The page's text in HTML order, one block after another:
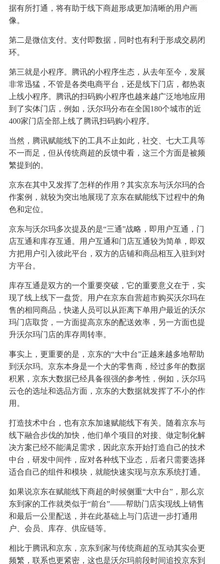
据有所打通，将有助于线下商超形成更加清晰的用户画
像。
第二是微信支付。支付即数据，同时也有利于形成交易闭
环。
第三就是小程序。腾讯的小程序生态，从去年至今，发展
非常迅猛，不管是各类电商平台，还是线下门店，都热衷
上线小程序。腾讯的扫码购小程序也越来越广泛地地应用
到了实体门店，例如，沃尔玛分布在全国180个城市的近
400家门店全部上线了腾讯扫码购小程序。
当然，腾讯赋能线下的工具不止如此，社交、七大工具等
不一而足，但从传统商超的反馈中看，这三个方面是被频
繁提到的。
京东在其中又发挥了怎样的作用？其实京东与沃尔玛的合
作案例，就较为突出地展现了京东在赋能线下过程中的角
色和定位。
京东与沃尔玛多次提及的是“三通”战略，即用户互通，门
店互通和库存互通。用户互通和门店互通较为简单，即双
方把用户引入彼此平台，双方的店铺和商品相互入驻到对
方平台。
库存互通是双方的一个重要突破，它的重要意义在于，实
现了线上线下一盘货。用户在京东自营超市购买沃尔玛在
售的相同商品，快递人员可以从距离下单用户最近的沃尔
玛门店取货，一方面提高京东的配送效率，另一方面也提
升沃尔玛门店的库存周转率。
事实上，更重要的是，京东的“大中台”正越来越多地帮助
到沃尔玛。京东本身是一个大的零售商，经过多年的数据
积累，京东大数据已经具备很强的参考性，例如，沃尔玛
云仓的选址和选品方面，京东的大数据就发挥了不小的作
用。
打造技术中台，也有京东加速赋能线下有关。随着京东与
线下融合步伐的加快，他们单个项目的对接、做定制化解
决方案已经不能满足需求，因此京东开始打造自己的技术
中台，研发中间件，应对各种线下业态，后者只需要选择
适合自己的组件和模块，就能快速实现与京东系统打通。
如果说京东在赋能线下商超的时候侧重“大中台”，那么京
东到家的工作就类似于“前台”——帮助门店实现线上销售
和最后一公里配送，并在此基础上与门店进一步打通用
户、会员、库存、供应链等。
相比于腾讯和京东，京东到家与传统商超的互动其实会更
频繁，联系也更紧密，这也是沃尔玛前段时间追投京东到